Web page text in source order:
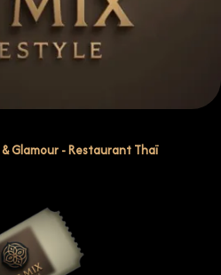
Glamour - Restaurant Thaï